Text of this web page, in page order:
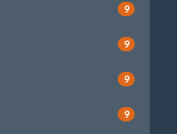
9
9
9
9